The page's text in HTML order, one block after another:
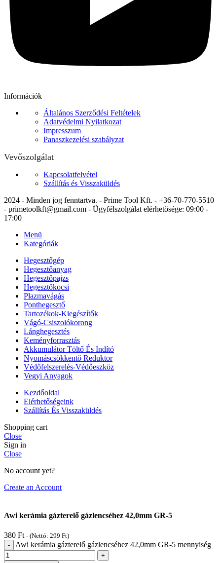
Információk
Általános Szerződési Feltételek
Adatvédelmi Nyilatkozat
Impresszum
Panaszkezelési szabályzat
Vevőszolgálat
Kapcsolatfelvétel
Szállítás és Visszaküldés
2024 - Minden jog fenntartva. - Prime Tool Kft. - +36-70-770-5510
- primetoolkft@gmail.com - Ügyfélszolgálat elérhetősége: 09:00 -
17:00
Menü
Kategóriák
Hegesztőgép
Hegesztőanyag
Hegesztőpajzs
Hegesztőkocsi
Plazmavágás
Ponthegesztő
Tartozékok-Kiegészítők
Vágó-Csiszolókorong
Lánghegesztés
Keményforrasztás
Akkumulátor Töltő És Indító
Nyomáscsökkentő Reduktor
Védőfelszerelés-Védőeszköz
Vegyi Anyagok
Kezdőoldal
Elérhetőségeink
Szállítás És Visszaküldés
Shopping cart
Close
Sign in
Close
No account yet?
Create an Account
Awi kerámia gázterelő gázlencséhez 42,0mm GR-5
380 Ft - (Nettó: 299 Ft)
Awi kerámia gázterelő gázlencséhez 42,0mm GR-5 mennyiség